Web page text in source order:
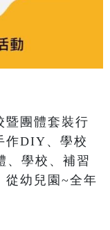
暨團體套裝行
作DIY、學校
、學校、補習
從幼兒園~全年